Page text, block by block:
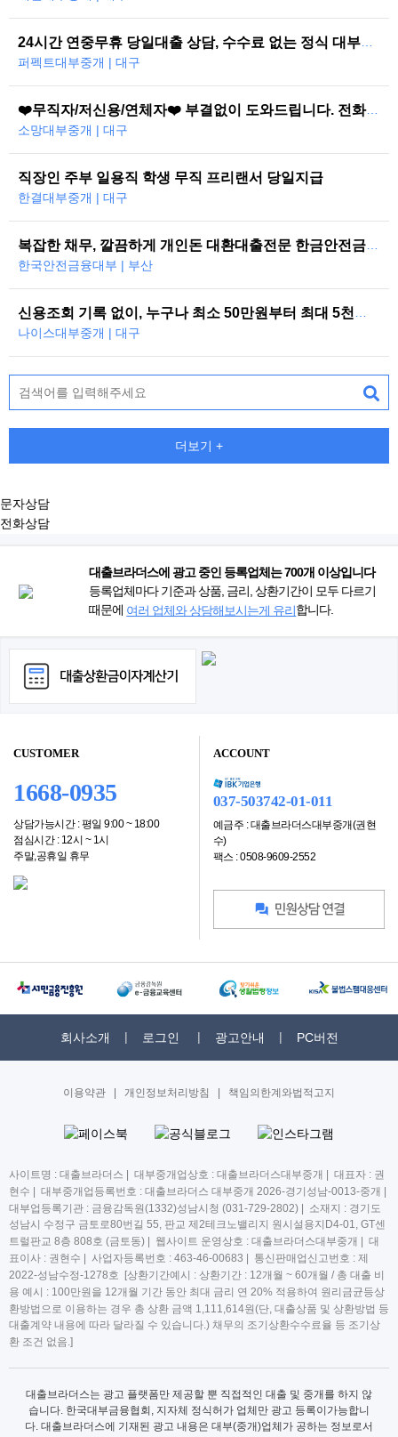
퍼펙트대부중개 | 대구
❤️무직자/저신용/연체자❤️ 부결없이 도와드립니다. 전화한통으로 당일즉시…
소망대부중개 | 대구
직장인 주부 일용직 학생 무직 프리랜서 당일지급
한결대부중개 | 대구
한국안전금융대부 | 부산
나이스대부중개 | 대구
더보기 +
문자상담
전화상담
대출브라더스에 광고 중인 등록업체는 700개 이상입니다
등록업체마다 기준과 상품, 금리, 상환기간이 모두 다르기
때문에 여러 업체와 상담해보시는게 유리합니다.
CUSTOMER
1668-0935
상담가능시간 : 평일 9:00 ~ 18:00
점심시간 : 12시 ~ 1시
주말,공휴일 휴무
ACCOUNT
037-503742-01-011
예금주 : 대출브라더스대부중개(권현
수)
팩스 : 0508-9609-2552
회사소개 로그인 광고안내 PC버전
이용약관 개인정보처리방침 책임의한계와법적고지
사이트명 : 대출브라더스 | 대부중개업상호 : 대출브라더스대부중개 | 대표자 : 권
현수 | 대부중개업등록번호 : 대출브라더스 대부중개 2026-경기성남-0013-중개 |
대부업등록기관 : 금융감독원(1332)성남시청 (031-729-2802) | 소재지 : 경기도
성남시 수정구 금토로80번길 55, 판교 제2테크노밸리지 원시설용지D4-01, GT센
트럴판교 8층 808호 (금토동) | 웹사이트 운영상호 : 대출브라더스대부중개 | 대
표이사 : 권현수 | 사업자등록번호 : 463-46-00683 | 통신판매업신고번호 : 제
2022-성남수정-1278호 [상환기간예시 : 상환기간 : 12개월 ~ 60개월 / 총 대출 비
용 예시 : 100만원을 12개월 기간 동안 최대 금리 연 20% 적용하여 원리금균등상
환방법으로 이용하는 경우 총 상환 금액 1,111,614원(단, 대출상품 및 상환방법 등
대출계약 내용에 따라 달라질 수 있습니다.) 채무의 조기상환수수료율 등 조기상
환 조건 없음.]
대출브라더스는 광고 플랫폼만 제공할 뿐 직접적인 대출 및 중개를 하지 않
습니다. 한국대부금융협회, 지자체 정식허가 업체만 광고 등록이가능합니
다. 대출브라더스에 기재된 광고 내용은 대부(중개)업체가 공하는 정보로서